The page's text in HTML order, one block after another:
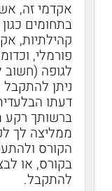
אקדמי זה,
בתחומים
קהילתיות,
פורמלי,
לגופה
ניתן
דעתו
ברשותך רקע
ממליצה לך
הקורס
בקורס, או
להתקבל.